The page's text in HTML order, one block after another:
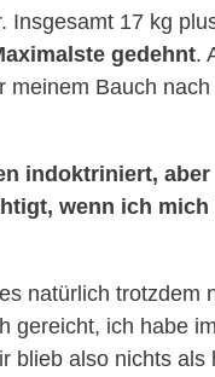
Insgesamt 17 kg
gedehnt.
meinem Bauch nach
indoktriniert,
wenn ich mich
natürlich trotzdem
gereicht, ich habe
blieb also nichts als